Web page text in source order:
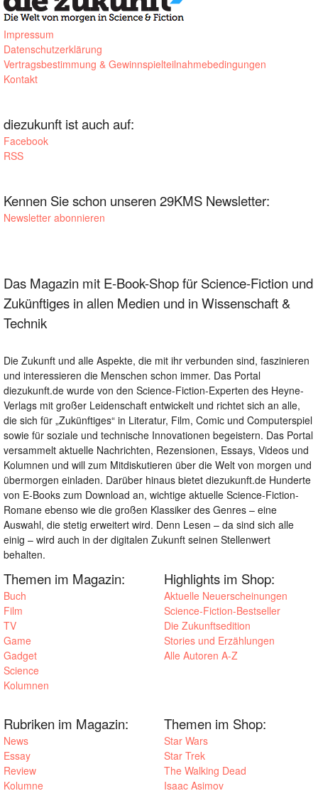
Impressum
Datenschutzerklärung
Vertragsbestimmung & Gewinnspielteilnahmebedingungen
Kontakt
diezukunft ist auch auf:
Facebook
RSS
Kennen Sie schon unseren 29KMS Newsletter:
Newsletter abonnieren
Das Magazin mit E-Book-Shop für Science-Fiction und
Zukünftiges in allen Medien und in Wissenschaft &
Technik
Die Zukunft und alle Aspekte, die mit ihr verbunden sind, faszinieren
und interessieren die Menschen schon immer. Das Portal
diezukunft.de wurde von den Science-Fiction-Experten des Heyne-
Verlags mit großer Leidenschaft entwickelt und richtet sich an alle,
die sich für „Zukünftiges“ in Literatur, Film, Comic und Computerspiel
sowie für soziale und technische Innovationen begeistern. Das Portal
versammelt aktuelle Nachrichten, Rezensionen, Essays, Videos und
Kolumnen und will zum Mitdiskutieren über die Welt von morgen und
übermorgen einladen. Darüber hinaus bietet diezukunft.de Hunderte
von E-Books zum Download an, wichtige aktuelle Science-Fiction-
Romane ebenso wie die großen Klassiker des Genres – eine
Auswahl, die stetig erweitert wird. Denn Lesen – da sind sich alle
einig – wird auch in der digitalen Zukunft seinen Stellenwert
behalten.
Themen im Magazin:
Buch
Film
TV
Game
Gadget
Science
Kolumnen
Highlights im Shop:
Aktuelle Neuerscheinungen
Science-Fiction-Bestseller
Die Zukunftsedition
Stories und Erzählungen
Alle Autoren A-Z
Rubriken im Magazin:
News
Essay
Review
Kolumne
Themen im Shop:
Star Wars
Star Trek
The Walking Dead
Isaac Asimov